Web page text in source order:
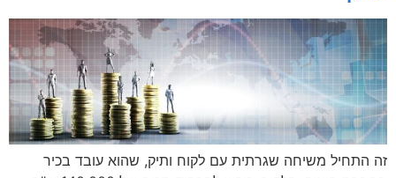
זה התחיל משיחה שגרתית עם לקוח ותיק, שהוא עובד בכיר